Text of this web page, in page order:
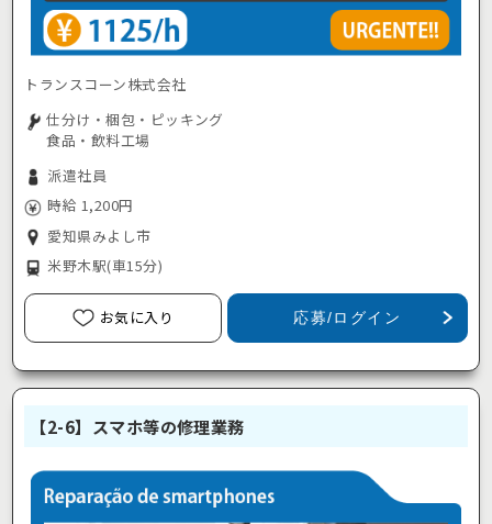
トランスコーン株式会社
仕分け・梱包・ピッキング
食品・飲料工場
派遣社員
時給 1,200円
愛知県みよし市
米野木駅(車15分)
お気に入り 応募/ログイン
【2-6】スマホ等の修理業務